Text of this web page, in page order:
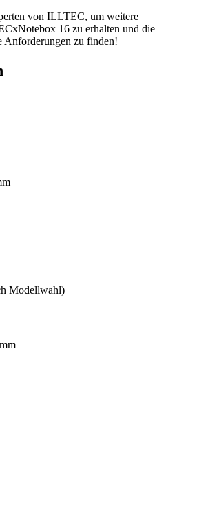
von ILLTEC, um weitere
16 zu erhalten und die
Anforderungen zu finden!
Modellwahl)